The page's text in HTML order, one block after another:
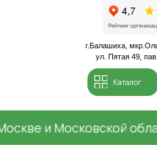
Каталог
и Московской области